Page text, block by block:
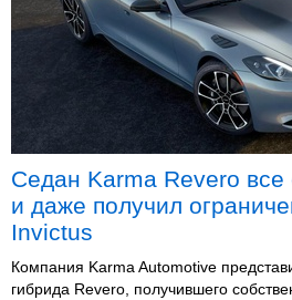
Седан Karma Revero все
и даже получил
Invictus
Компания Karma Automotive
гибрида Revero, получившего